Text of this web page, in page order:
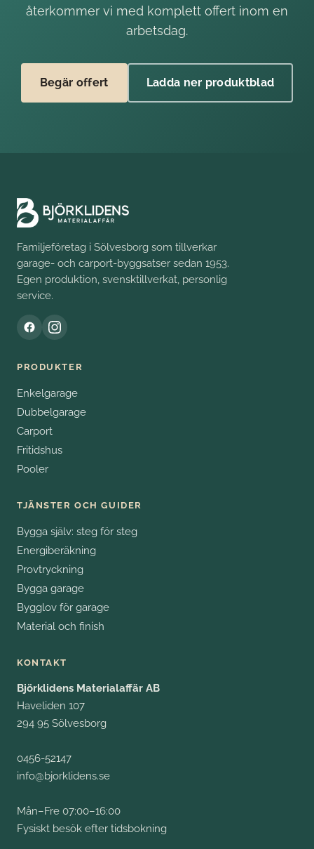
återkommer vi med komplett offert inom en
arbetsdag.
Begär offert Ladda ner produktblad
Familjeföretag i Sölvesborg som tillverkar
garage- och carport-byggsatser sedan 1953.
Egen produktion, svensktillverkat, personlig
service.
PRODUKTER
Enkelgarage
Dubbelgarage
Carport
Fritidshus
Pooler
TJÄNSTER OCH GUIDER
Bygga själv: steg för steg
Energiberäkning
Provtryckning
Bygga garage
Bygglov för garage
Material och finish
KONTAKT
Björklidens Materialaffär AB
Haveliden 107
294 95 Sölvesborg
0456-52147
info@bjorklidens.se
Mån–Fre 07:00–16:00
Fysiskt besök efter tidsbokning